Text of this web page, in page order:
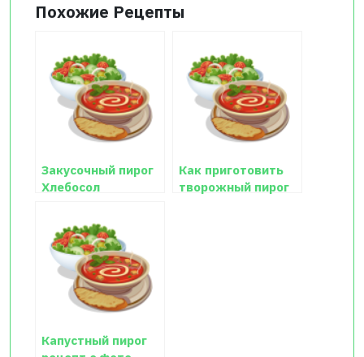
Похожие Рецепты
Закусочный пирог
Хлебосол
Как приготовить
творожный пирог
Капустный пирог